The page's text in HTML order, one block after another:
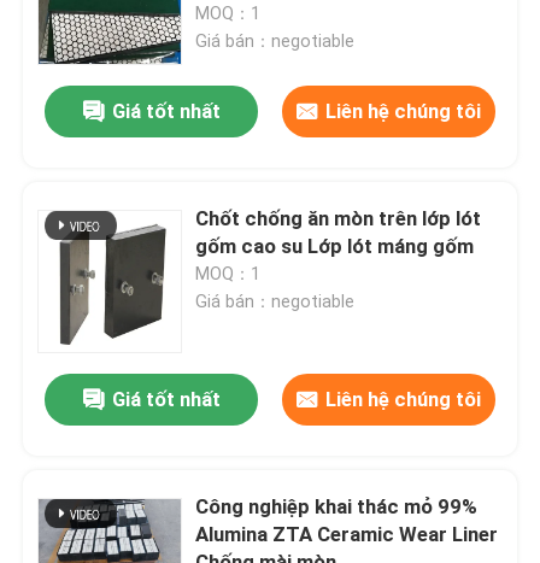
Video
Về chúng tôi
Kiểm soát chất lượng
Liên hệ chúng tôi
Tin tức
Lớp lót gốm Alumina
MOQ：1
Giá bán：negotiable
Giá tốt nhất Liên hệ chúng tôi
Chốt chống ăn mòn trên lớp lót
gốm cao su Lớp lót máng gốm
MOQ：1
Giá bán：negotiable
Giá tốt nhất Liên hệ chúng tôi
Công nghiệp khai thác mỏ 99%
Alumina ZTA Ceramic Wear Liner